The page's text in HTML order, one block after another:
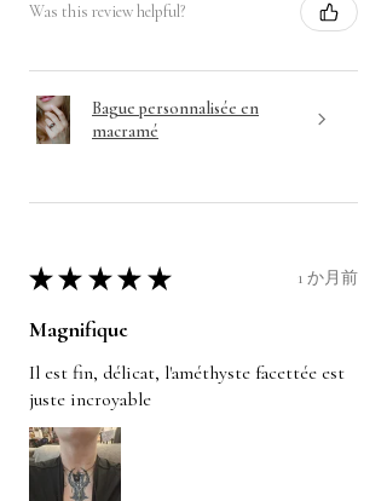
Was this review helpful?
Bague personnalisée en
macramé
★★ ★★ ★ 1 か月前
Magnifique
Il est fin, délicat, l'améthyste facettée est
juste incroyable